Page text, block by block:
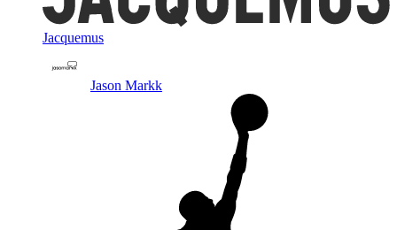
Jacquemus
Jason Markk